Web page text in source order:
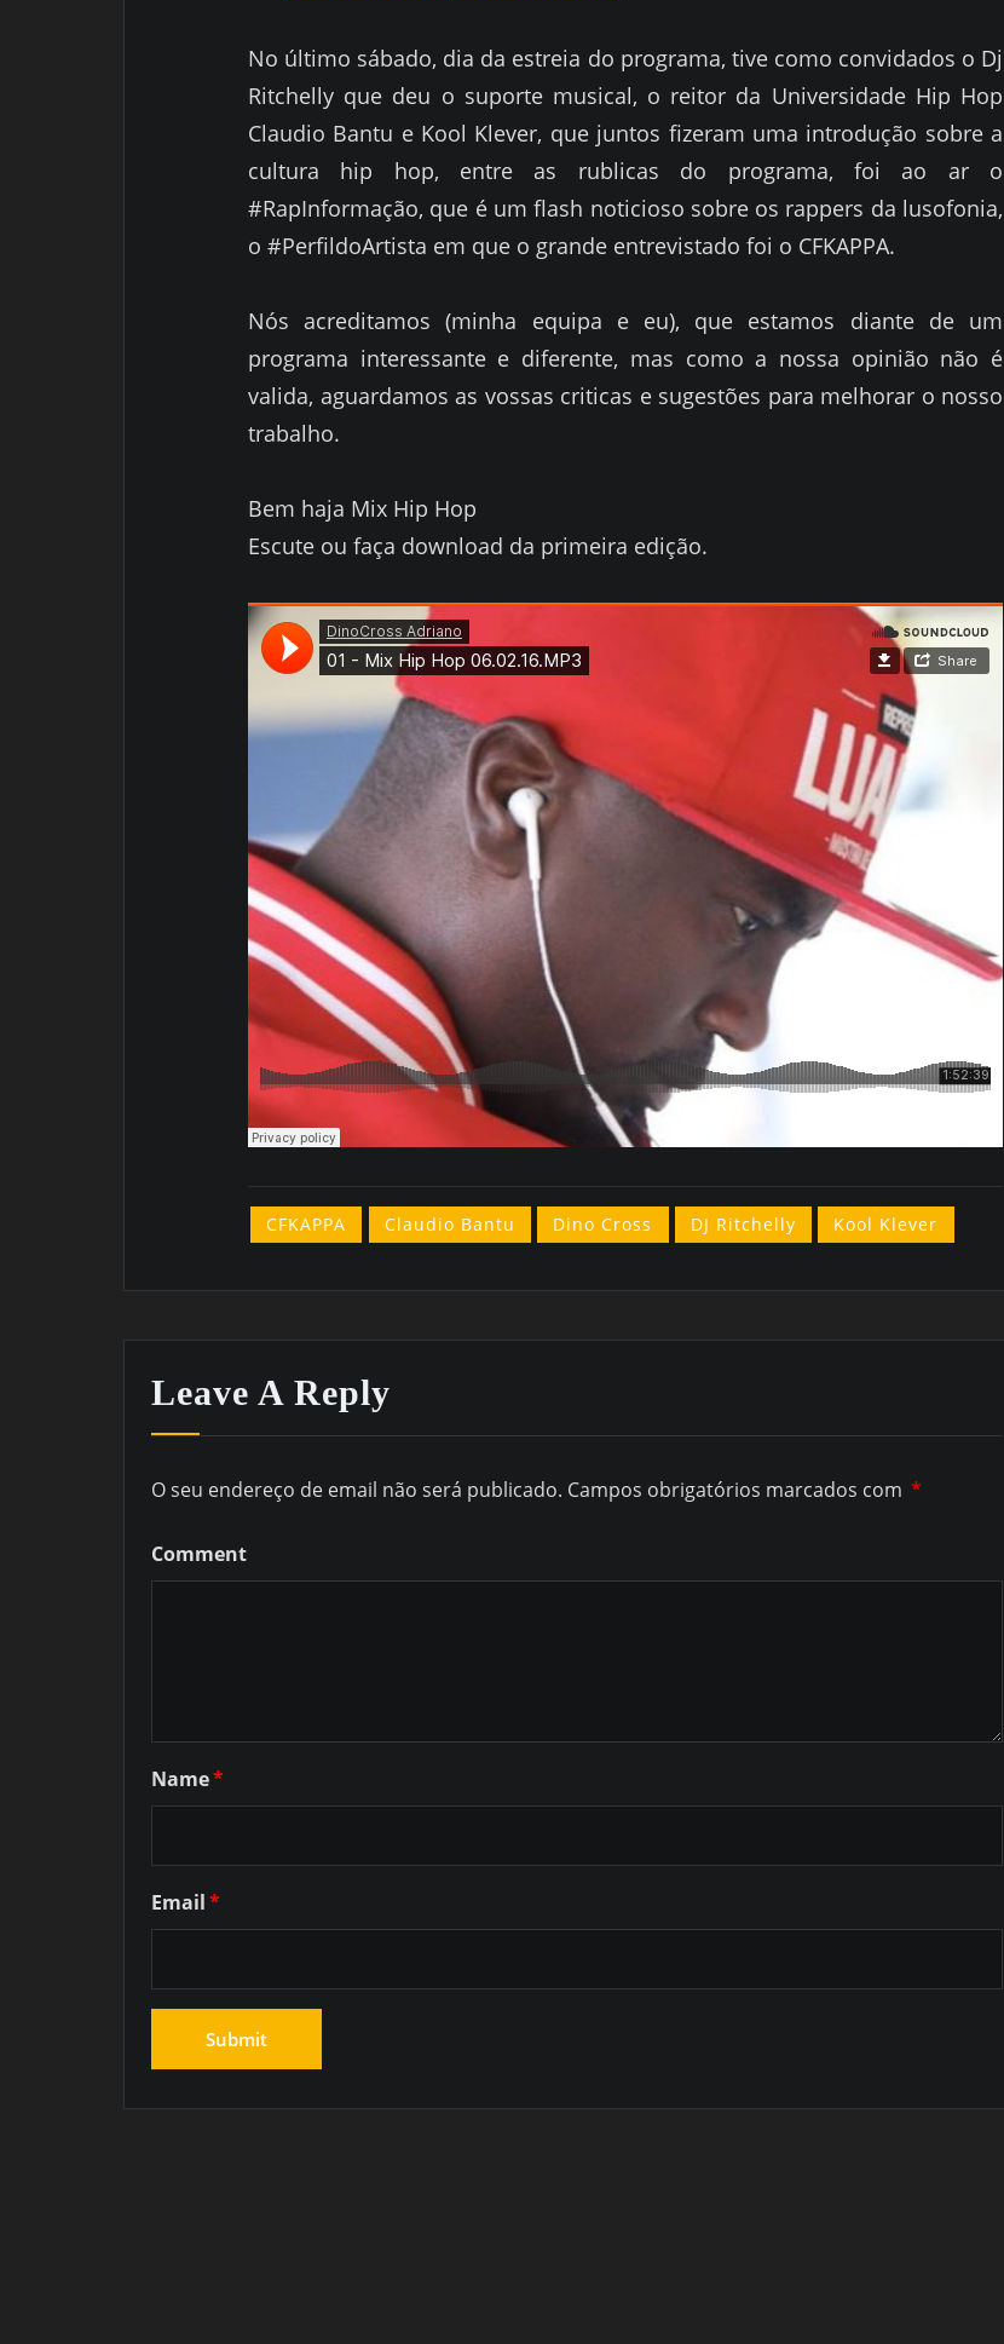
No último sábado, dia da estreia do programa, tive como convidados o Dj
Ritchelly que deu o suporte musical, o reitor da Universidade Hip Hop
Claudio Bantu e Kool Klever, que juntos fizeram uma introdução sobre a
cultura hip hop, entre as rublicas do programa, foi ao ar o
#RapInformação, que é um flash noticioso sobre os rappers da lusofonia,
o #PerfildoArtista em que o grande entrevistado foi o CFKAPPA.
Nós acreditamos (minha equipa e eu), que estamos diante de um
programa interessante e diferente, mas como a nossa opinião não é
valida, aguardamos as vossas criticas e sugestões para melhorar o nosso
trabalho.
Bem haja Mix Hip Hop
Escute ou faça download da primeira edição.
CFKAPPA Claudio Bantu Dino Cross DJ Ritchelly Kool Klever
Leave A Reply
O seu endereço de email não será publicado. Campos obrigatórios marcados com *
Comment
Name*
Email*